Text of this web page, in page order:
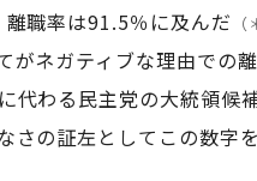
職率は91.5％に及んだ （
がネガティブな理由での
代わる民主党の大統領候
さの証左としてこの数字